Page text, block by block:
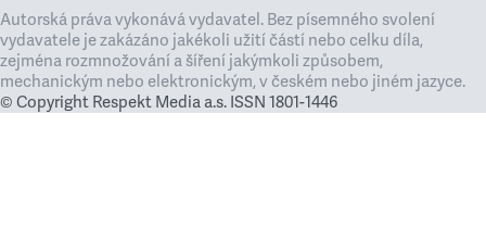
Autorská práva vykonává vydavatel. Bez písemného svolení
vydavatele je zakázáno jakékoli užití částí nebo celku díla,
zejména rozmnožování a šíření jakýmkoli způsobem,
mechanickým nebo elektronickým, v českém nebo jiném jazyce.
© Copyright Respekt Media a.s. ISSN 1801-1446